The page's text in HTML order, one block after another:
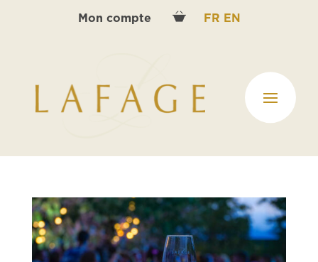
Mon compte FR EN